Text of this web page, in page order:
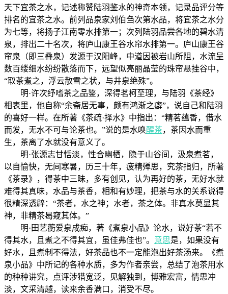
天下宜茶之水，记述称赞陆羽鉴水的神奇本领，记录品评分等
排名的宜茶之水。前列品泉家刘伯刍次第水品，将宜茶之水分
为七等，将扬子江南零水排第一；次列陆羽品尝各地的碧水清
泉，排出二十名次，将庐山康王谷水帘水排第一。庐山康王谷
帘泉（即三叠泉）发源于汉阳峰，中道因被岩山所阻，水流呈
数百缕细水纷纷散落而下，远望似亮丽晶莹的珠帘悬挂谷中，
“取茶煮之，浮云散雪之状，与井泉绝殊”。
明·许次纾嗜茶之品鉴，深得茗柯至理，与陆羽《茶经》
相表里，他自称“余斋居无事，颇有鸿渐之癖”，说自己和陆羽
的喜好一样。在所著《茶疏·择水》中指出：“精茗蕴香，借水
而发，无水不可与论茶也。”说的是水唤醒茶，茶因水而重
生，茶离了水就没有意义了。
明·张源志甘恬淡，性合幽栖，隐于山谷间，汲泉煮茗，
以自愉快，无间寒暑，历三十年，疲精殚思，究茶指归，所著
《茶录》，得茶中三昧，多有创见，认为再好的茶，无好水就
难得其真味，水品与茶香，相和有妙理，把茶与水的关系说得
很精深透辟：“茶者，水之神；水者，茶之体。非真水莫显其
神，非精茶曷窥其体。”
明·田艺蘅爱泉成痴，著《煮泉小品》论水，说好茶“若不
得其水，且煮之不得其宜，虽佳弗佳也”。 意思是，如果没有
好水，且煮制不得法，好茶品也不一定能泡出好茶汤来。《煮
泉小品》中所记的各种水质，多为作者亲尝，总结了泡茶用水
的种种讲究，点评涉猎宽泛，见解独到，博雅宏富，情思冲
淡，文采清越，读来余香满口，消受不尽。